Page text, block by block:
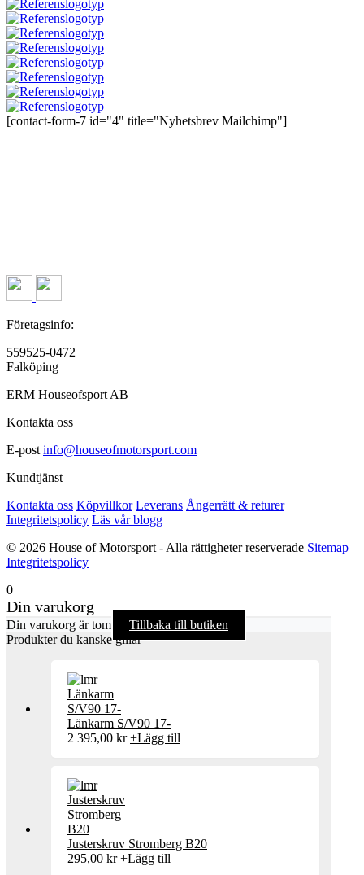
[contact-form-7 id="4" title="Nyhetsbrev Mailchimp"]
Företagsinfo:
559525-0472
Falköping
ERM Houseofsport AB
Kontakta oss
E-post info@houseofmotorsport.com
Kundtjänst
Kontakta oss Köpvillkor Leverans Ångerrätt & returer
Integritetspolicy Läs vår blogg
© 2026 House of Motorsport - Alla rättigheter reserverade Sitemap |
Integritetspolicy
0
Din varukorg
Din varukorg är tom
Tillbaka till butiken
Produkter du kanske gillar
Länkarm S/V90 17-
2 395,00 kr +Lägg till
Justerskruv Stromberg B20
295,00 kr +Lägg till